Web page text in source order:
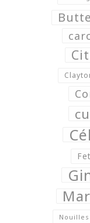
Nouilles